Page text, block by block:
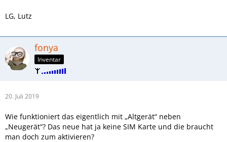
LG, Lutz
fonya
Inventar
20. Juli 2019
Wie funktioniert das eigentlich mit „Altgerät“ neben
„Neugerät“? Das neue hat ja keine SIM Karte und die braucht
man doch zum aktivieren?